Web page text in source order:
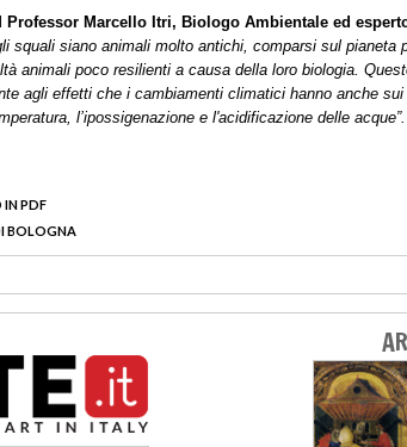
Professor Marcello Itri, Biologo Ambientale ed
squali siano animali molto antichi, comparsi sul pianeta
animali poco resilienti a causa della loro biologia.
agli effetti che i cambiamenti climatici hanno anche
l’ipossigenazione e l'acidificazione delle acque”.
IN PDF
BOLOGNA